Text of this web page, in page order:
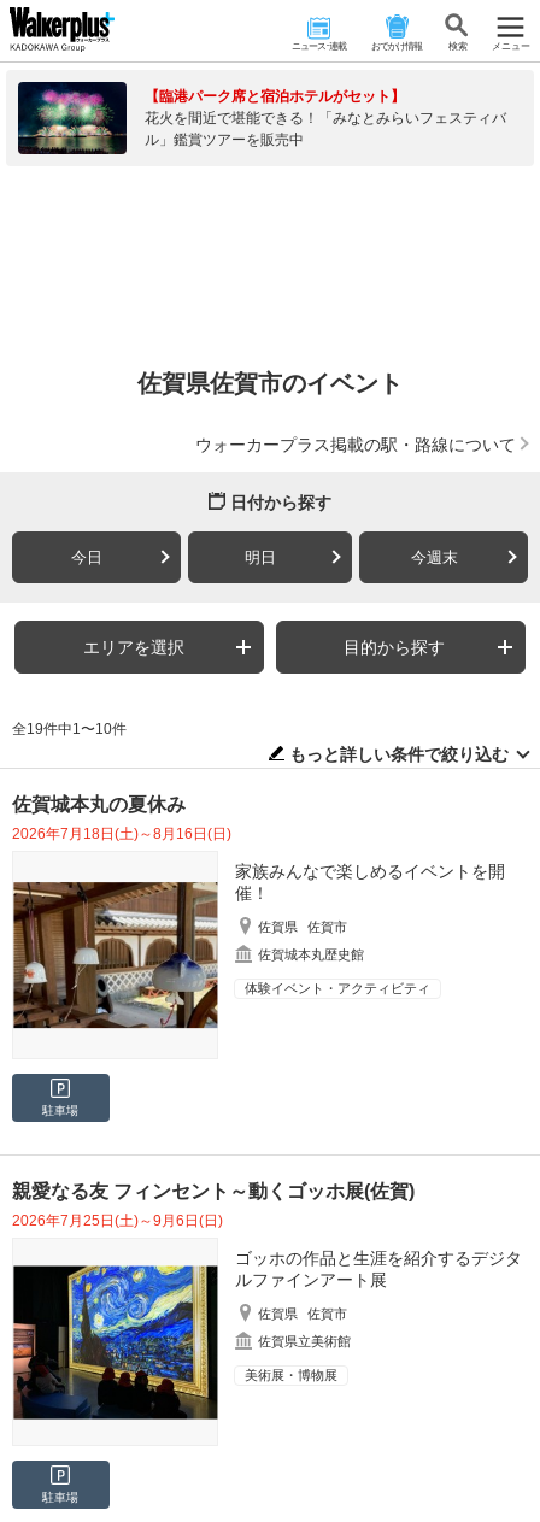
ニュース･連載 おでかけ情報 検 索 メニュー
【臨港パーク席と宿泊ホテルがセット】
花火を間近で堪能できる！「みなとみらいフェスティバ
ル」鑑賞ツアーを販売中
佐賀県佐賀市のイベント
ウォーカープラス掲載の駅・路線について
日付から探す
今日 明日 今週末
エリアを選択 目的から探す
全19件中1〜10件
もっと詳しい条件で絞り込む
佐賀城本丸の夏休み
2026年7月18日(土)～8月16日(日)
家族みんなで楽しめるイベントを開
催！
佐賀県
佐賀市
佐賀城本丸歴史館
体験イベント・アクティビティ
駐車場
親愛なる友 フィンセント～動くゴッホ展(佐賀)
2026年7月25日(土)～9月6日(日)
ゴッホの作品と生涯を紹介するデジタ
ルファインアート展
佐賀県
佐賀市
佐賀県立美術館
美術展・博物展
駐車場